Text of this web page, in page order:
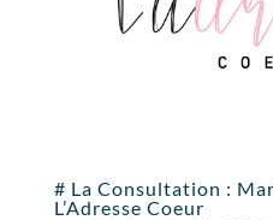
# La Consultation :
L’Adresse Coeur